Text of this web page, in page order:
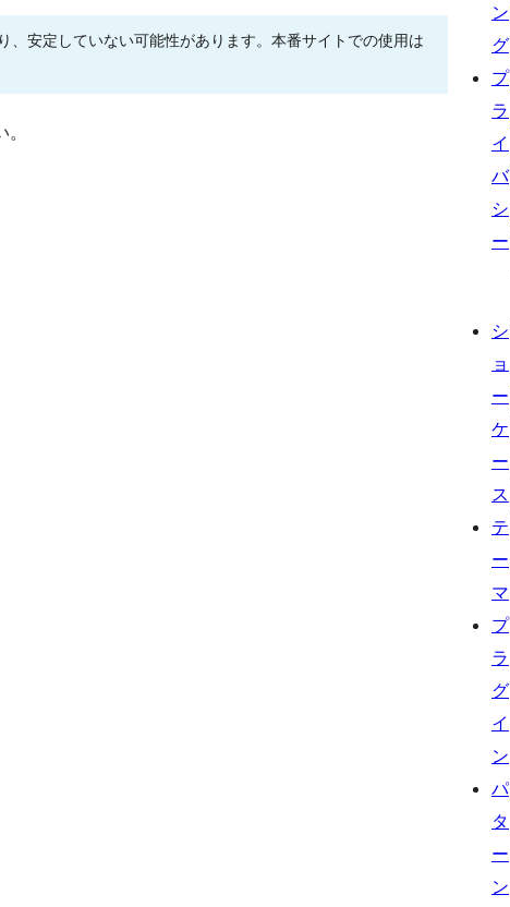
、安定していない可能性があります。本番サイトでの使用は
ン
グ
プ
ラ
イ
バ
シ
ー
シ
ョ
ー
ケ
ー
ス
テ
ー
マ
プ
ラ
グ
イ
ン
パ
タ
ー
ン